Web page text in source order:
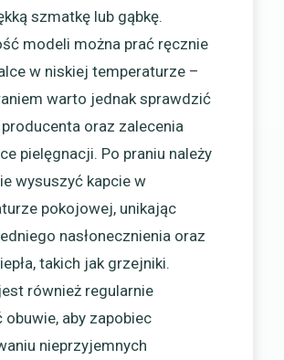
szmatkę lub gąbkę.
modeli można prać ręcznie
w niskiej temperaturze –
warto jednak sprawdzić
oraz zalecenia
pielęgnacji. Po praniu należy
wysuszyć kapcie w
pokojowej, unikając
nasłonecznienia oraz
takich jak grzejniki.
również regularnie
aby zapobiec
nieprzyjemnych